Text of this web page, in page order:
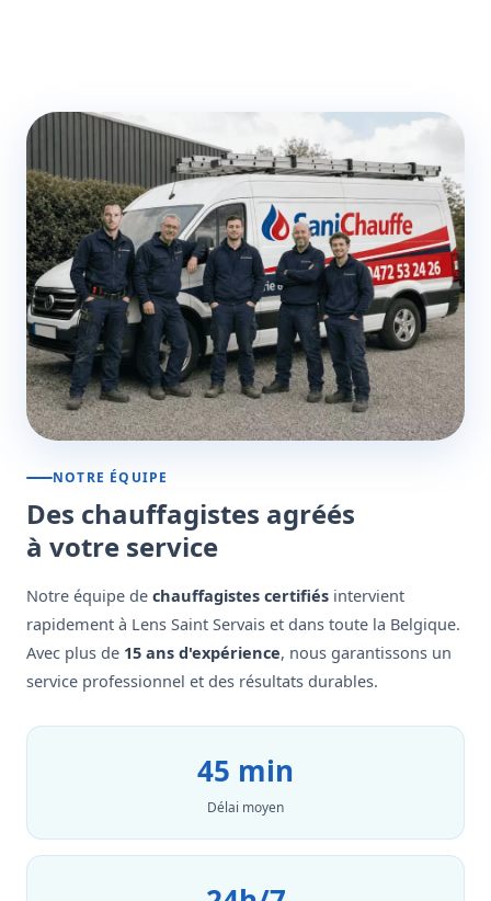
NOTRE ÉQUIPE
Des chauffagistes agréés
à votre service
Notre équipe de chauffagistes certifiés intervient
rapidement à Lens Saint Servais et dans toute la Belgique.
Avec plus de 15 ans d'expérience, nous garantissons un
service professionnel et des résultats durables.
45 min
Délai moyen